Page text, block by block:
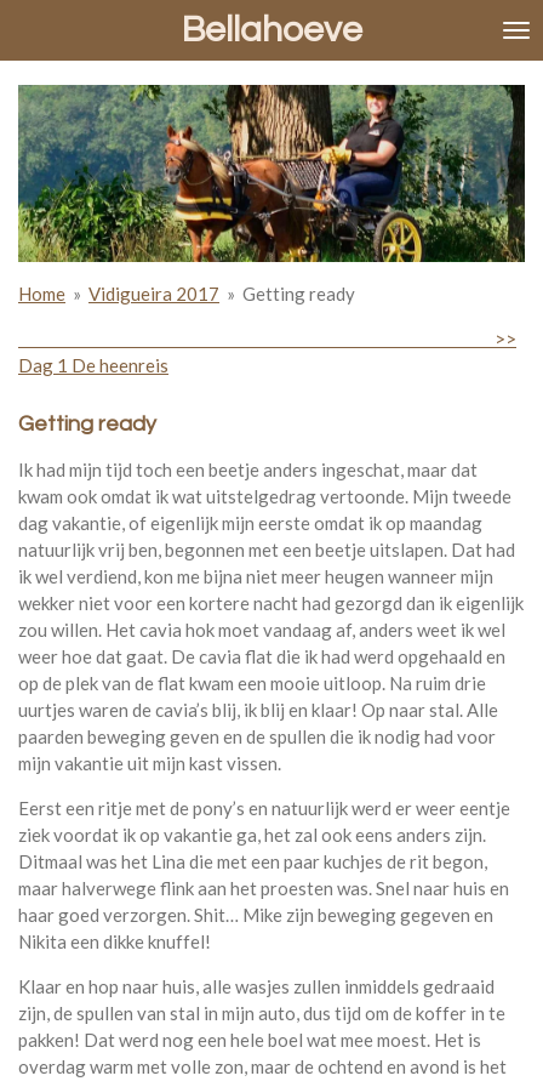
de
hoofdinhoud
Bellahoeve
Home » Vidigueira 2017 » Getting ready
>>
Dag 1 De heenreis
Getting ready
Ik had mijn tijd toch een beetje anders ingeschat, maar dat
kwam ook omdat ik wat uitstelgedrag vertoonde. Mijn tweede
dag vakantie, of eigenlijk mijn eerste omdat ik op maandag
natuurlijk vrij ben, begonnen met een beetje uitslapen. Dat had
ik wel verdiend, kon me bijna niet meer heugen wanneer mijn
wekker niet voor een kortere nacht had gezorgd dan ik eigenlijk
zou willen. Het cavia hok moet vandaag af, anders weet ik wel
weer hoe dat gaat. De cavia flat die ik had werd opgehaald en
op de plek van de flat kwam een mooie uitloop. Na ruim drie
uurtjes waren de cavia’s blij, ik blij en klaar! Op naar stal. Alle
paarden beweging geven en de spullen die ik nodig had voor
mijn vakantie uit mijn kast vissen.
Eerst een ritje met de pony’s en natuurlijk werd er weer eentje
ziek voordat ik op vakantie ga, het zal ook eens anders zijn.
Ditmaal was het Lina die met een paar kuchjes de rit begon,
maar halverwege flink aan het proesten was. Snel naar huis en
haar goed verzorgen. Shit… Mike zijn beweging gegeven en
Nikita een dikke knuffel!
Klaar en hop naar huis, alle wasjes zullen inmiddels gedraaid
zijn, de spullen van stal in mijn auto, dus tijd om de koffer in te
pakken! Dat werd nog een hele boel wat mee moest. Het is
overdag warm met volle zon, maar de ochtend en avond is het